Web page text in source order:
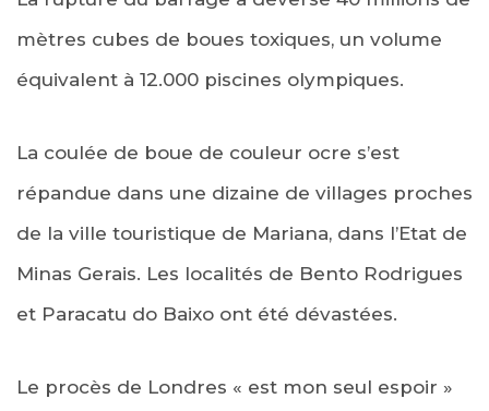
mètres cubes de boues toxiques, un volume
équivalent à 12.000 piscines olympiques.
La coulée de boue de couleur ocre s’est
répandue dans une dizaine de villages proches
de la ville touristique de Mariana, dans l’Etat de
Minas Gerais. Les localités de Bento Rodrigues
et Paracatu do Baixo ont été dévastées.
Le procès de Londres « est mon seul espoir »